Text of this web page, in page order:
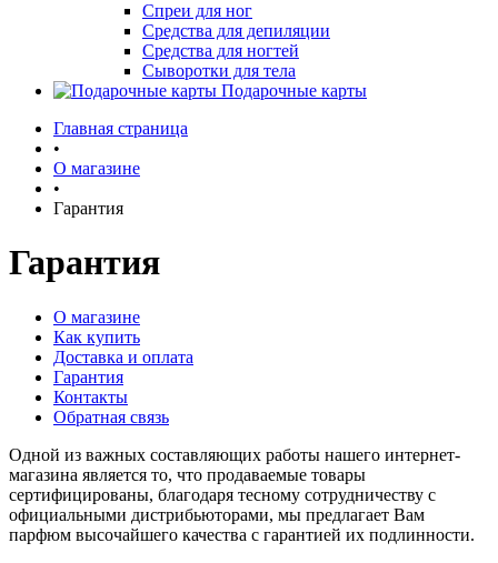
Спреи для ног
Средства для депиляции
Средства для ногтей
Сыворотки для тела
Подарочные карты
Главная страница
•
О магазине
•
Гарантия
Гарантия
О магазине
Как купить
Доставка и оплата
Гарантия
Контакты
Обратная связь
Одной из важных составляющих работы нашего интернет-
магазина является то, что продаваемые товары
сертифицированы, благодаря тесному сотрудничеству с
официальными дистрибьюторами, мы предлагает Вам
парфюм высочайшего качества с гарантией их подлинности.